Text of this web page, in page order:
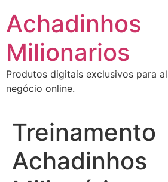
para
conteúdo
Achadinhos
Milionarios
Produtos digitais exclusivos para
negócio online.
Treinamento
Achadinhos